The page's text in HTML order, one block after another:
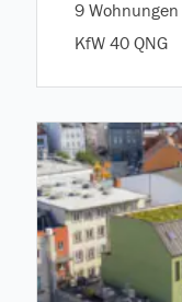
9 Wohnungen
KfW 40 QNG